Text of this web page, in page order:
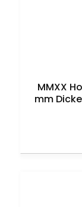
MMXX
mm